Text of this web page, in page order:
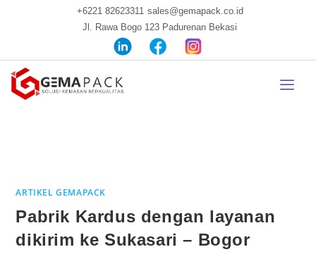
+6221 82623311 sales@gemapack.co.id
Jl. Rawa Bogo 123 Padurenan Bekasi
ARTIKEL GEMAPACK
Pabrik Kardus dengan layanan
dikirim ke Sukasari – Bogor